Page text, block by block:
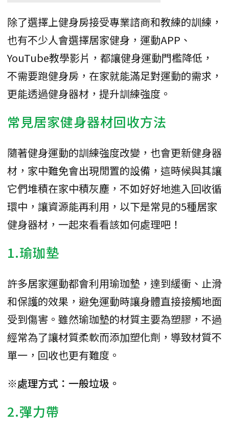
除了選擇上健身房接受專業諮商和教練的訓練，
也有不少人會選擇居家健身，運動APP、
YouTube教學影片，都讓健身運動門檻降低，
不需要跑健身房，在家就能滿足對運動的需求，
更能透過健身器材，提升訓練強度。
常見居家健身器材回收方法
隨著健身運動的訓練強度改變，也會更新健身器
材，家中難免會出現閒置的設備，這時候與其讓
它們堆積在家中積灰塵，不如好好地進入回收循
環中，讓資源能再利用，以下是常見的5種居家
健身器材，一起來看看該如何處理吧！
1.瑜珈墊
許多居家運動都會利用瑜珈墊，達到緩衝、止滑
和保護的效果，避免運動時讓身體直接接觸地面
受到傷害。雖然瑜珈墊的材質主要為塑膠，不過
經常為了讓材質柔軟而添加塑化劑，導致材質不
單一，回收也更有難度。
※處理方式：一般垃圾。
2.彈力帶